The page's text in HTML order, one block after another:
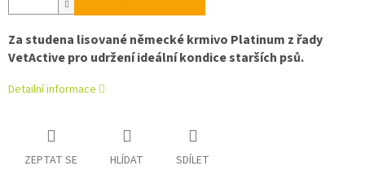
Za studena lisované německé krmivo Platinum z řady
VetActive pro udržení ideální kondice starších psů.
Detailní informace
ZEPTAT SE HLÍDAT SDÍLET